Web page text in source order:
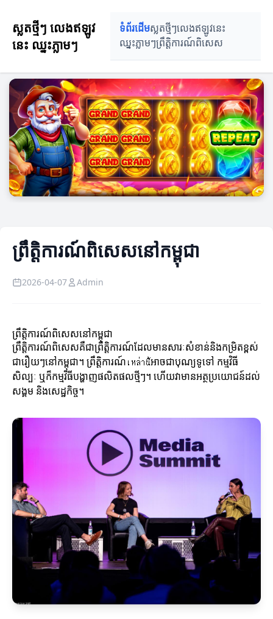
ស្លតថ្មីៗ លេងឥឡូវ
នេះ ឈ្នះភ្លាមៗ
ទំព័រដើមស្លតថ្មីៗលេងឥឡូវនេះ
ឈ្នះភ្លាមៗព្រឹត្តិការណ៍ពិសេស
ព្រឹត្តិការណ៍ពិសេសនៅកម្ពុជា
2026-04-07 Admin
ព្រឹត្តិការណ៍ពិសេសនៅកម្ពុជា
ព្រឹត្តិការណ៍ពិសេសគឺជាព្រឹត្តិការណ៍ដែលមានសារៈសំខាន់និងកម្រិតខ្ពស់
ជារឿយៗនៅកម្ពុជា។ ព្រឹត្តិការណ៍เหล่านี้អាចជាបុណ្យទូទៅ កម្មវិធី
សិល្បៈ ឬក៏កម្មវិធីបង្ហាញផលិតផលថ្មីៗ។ ហើយវាមានអត្ថប្រយោជន៍ដល់
សង្គម និងសេដ្ឋកិច្ច។